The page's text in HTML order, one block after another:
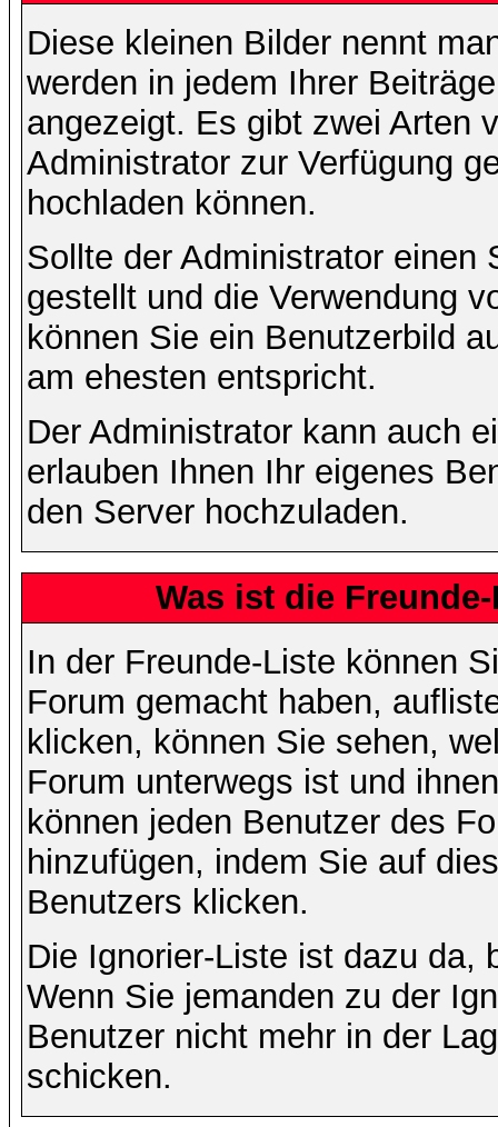
Diese kleinen Bilder nennt
werden in jedem Ihrer
angezeigt. Es gibt zwei Arten
Administrator zur Verfügung
hochladen können.
Sollte der Administrator einen
gestellt und die Verwendung
können Sie ein Benutzerbild
am ehesten entspricht.
Der Administrator kann auch
erlauben Ihnen Ihr eigenes
den Server hochzuladen.
Was ist die
In der Freunde-Liste können
Forum gemacht haben,
klicken, können Sie sehen,
Forum unterwegs ist und
können jeden Benutzer des
hinzufügen, indem Sie auf
Benutzers klicken.
Die Ignorier-Liste ist dazu da,
Wenn Sie jemanden zu der
Benutzer nicht mehr in der
schicken.